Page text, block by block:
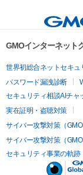
GMOインターネット
世界初総合ネットセキュ
パスワード漏洩診断
セキュリティ相談AIチャ
実在証明・盗聴対策
サイバー攻撃対策（
サイバー攻撃対策（GMO
セキュリティ事業の軌跡